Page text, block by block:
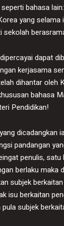
bahasa
yang selama
dapat
kerjasama
dihantar oleh
bahasa
Pendidikan!
dicadangkan
pandangan
penulis, satu
berlaku maka
subjek
isu berkaitan
subjek